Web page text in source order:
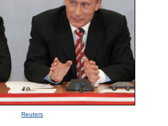
Reuters